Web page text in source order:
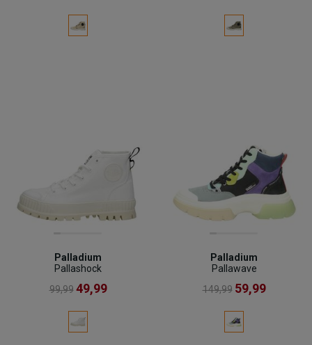
Palladium
Pallashock
99,99 49,99
Palladium
Pallawave
149,99 59,99